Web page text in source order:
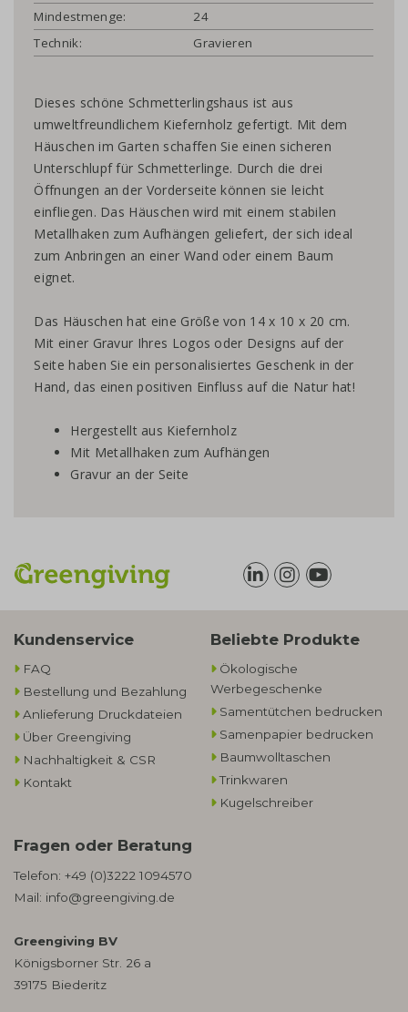
Mindestmenge:
24
Technik:
Gravieren
Dieses schöne Schmetterlingshaus ist aus
umweltfreundlichem Kiefernholz gefertigt. Mit dem
Häuschen im Garten schaffen Sie einen sicheren
Unterschlupf für Schmetterlinge. Durch die drei
Öffnungen an der Vorderseite können sie leicht
einfliegen. Das Häuschen wird mit einem stabilen
Metallhaken zum Aufhängen geliefert, der sich ideal
zum Anbringen an einer Wand oder einem Baum
eignet.
Das Häuschen hat eine Größe von 14 x 10 x 20 cm.
Mit einer Gravur Ihres Logos oder Designs auf der
Seite haben Sie ein personalisiertes Geschenk in der
Hand, das einen positiven Einfluss auf die Natur hat!
Hergestellt aus Kiefernholz
Mit Metallhaken zum Aufhängen
Gravur an der Seite
Kundenservice
FAQ
Bestellung und Bezahlung
Anlieferung Druckdateien
Über Greengiving
Nachhaltigkeit & CSR
Kontakt
Beliebte Produkte
Ökologische
Werbegeschenke​
Samentütchen bedrucken
Samenpapier bedrucken
Baumwolltaschen​
Trinkwaren
Kugelschreiber
Fragen oder Beratung
Telefon: +49 (0)3222 1094570
Mail: info@greengiving.de
Greengiving BV
Königsborner Str. 26 a
39175 Biederitz